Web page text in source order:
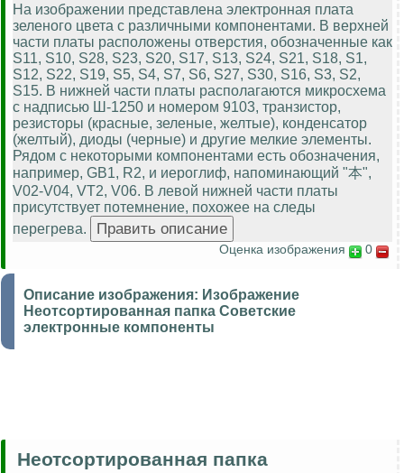
На изображении представлена электронная плата
зеленого цвета с различными компонентами. В верхней
части платы расположены отверстия, обозначенные как
S11, S10, S28, S23, S20, S17, S13, S24, S21, S18, S1,
S12, S22, S19, S5, S4, S7, S6, S27, S30, S16, S3, S2,
S15. В нижней части платы располагаются микросхема
с надписью Ш-1250 и номером 9103, транзистор,
резисторы (красные, зеленые, желтые), конденсатор
(желтый), диоды (черные) и другие мелкие элементы.
Рядом с некоторыми компонентами есть обозначения,
например, GB1, R2, и иероглиф, напоминающий "本",
V02-V04, VT2, V06. В левой нижней части платы
присутствует потемнение, похожее на следы
перегрева.
Оценка изображения 0
Описание изображения: Изображение
Неотсортированная папка Советские
электронные компоненты
Неотсортированная папка